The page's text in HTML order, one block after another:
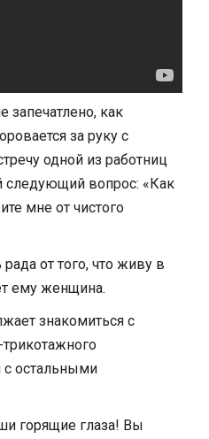
запечатлено, как
за руку с
одной из работниц
следующий вопрос: «Как
мне от чистого
рада от того, что живу в
ему женщина.
знакомиться с
с остальными
горящие глаза! Вы